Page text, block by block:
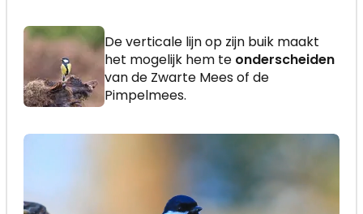
De verticale lijn op zijn buik maakt
het mogelijk hem te onderscheiden
van de Zwarte Mees of de
Pimpelmees.